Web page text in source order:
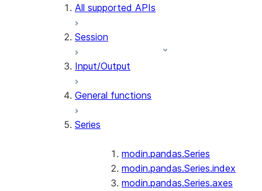
All supported APIs
Session
Input/Output
General functions
Series
modin.pandas.Series
modin.pandas.Series.index
modin.pandas.Series.axes